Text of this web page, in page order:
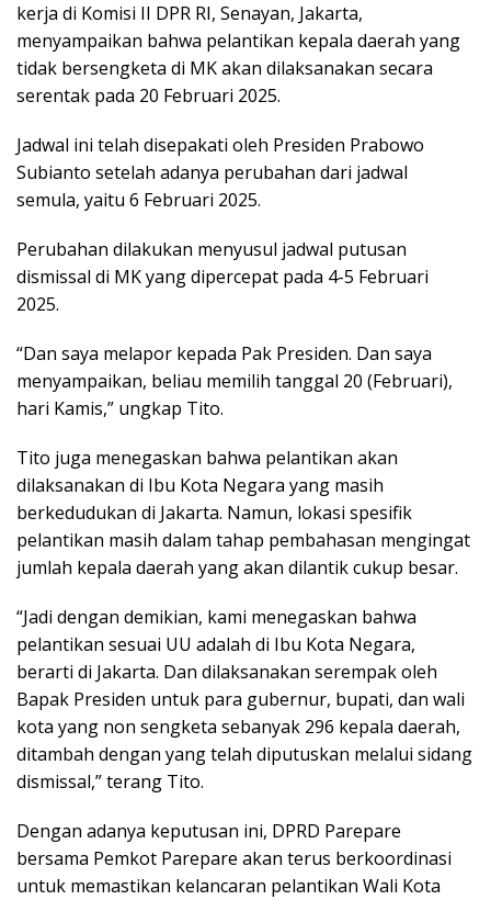
kerja di Komisi II DPR RI, Senayan, Jakarta,
menyampaikan bahwa pelantikan kepala daerah yang
tidak bersengketa di MK akan dilaksanakan secara
serentak pada 20 Februari 2025.
Jadwal ini telah disepakati oleh Presiden Prabowo
Subianto setelah adanya perubahan dari jadwal
semula, yaitu 6 Februari 2025.
Perubahan dilakukan menyusul jadwal putusan
dismissal di MK yang dipercepat pada 4-5 Februari
2025.
“Dan saya melapor kepada Pak Presiden. Dan saya
menyampaikan, beliau memilih tanggal 20 (Februari),
hari Kamis,” ungkap Tito.
Tito juga menegaskan bahwa pelantikan akan
dilaksanakan di Ibu Kota Negara yang masih
berkedudukan di Jakarta. Namun, lokasi spesifik
pelantikan masih dalam tahap pembahasan mengingat
jumlah kepala daerah yang akan dilantik cukup besar.
“Jadi dengan demikian, kami menegaskan bahwa
pelantikan sesuai UU adalah di Ibu Kota Negara,
berarti di Jakarta. Dan dilaksanakan serempak oleh
Bapak Presiden untuk para gubernur, bupati, dan wali
kota yang non sengketa sebanyak 296 kepala daerah,
ditambah dengan yang telah diputuskan melalui sidang
dismissal,” terang Tito.
Dengan adanya keputusan ini, DPRD Parepare
bersama Pemkot Parepare akan terus berkoordinasi
untuk memastikan kelancaran pelantikan Wali Kota